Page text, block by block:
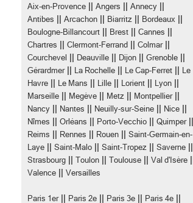
Aix-en-Provence Angers Annecy
Antibes Arcachon Biarritz Bordeaux
Boulogne-Billancourt Brest Cannes
Chartres Clermont-Ferrand Colmar||
Courchevel Deauville Dijon Grenoble
Gérardmer|| La Rochelle Le Cap-Ferret
Le
Havre
Le Mans Lille Lorient Lyon
Marseille Megève Metz Montpellier||
Nancy Nantes Neuilly-sur-Seine Nice
Nîmes Orléans Porto-Vecchio Quimper||
Reims Rennes Rouen
Saint-Germain-en-
Laye
Saint-Malo Saint-Tropez Saverne
Strasbourg Toulon Toulouse Val d'Isère
Valence Versailles
Paris 1er|| Paris 2e Paris 3e Paris 4e